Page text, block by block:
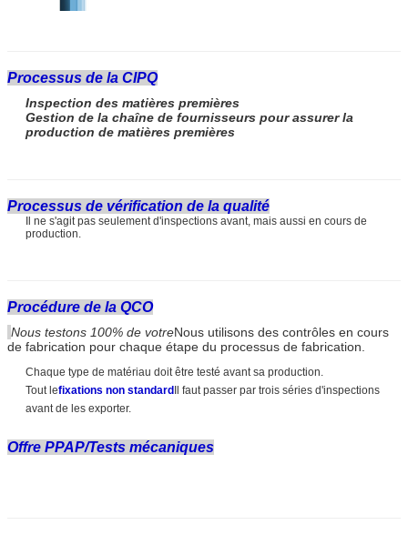
Processus de la CIPQ
Inspection des matières premières
Gestion de la chaîne de fournisseurs pour assurer la
production de matières premières
Processus de vérification de la qualité
Il ne s'agit pas seulement d'inspections avant, mais aussi en cours de
production.
Procédure de la QCO
Nous testons 100% de votreNous utilisons des contrôles en cours
de fabrication pour chaque étape du processus de fabrication.
Chaque type de matériau doit être testé avant sa production.
Tout lefixations non standardIl faut passer par trois séries d'inspections
avant de les exporter.
Offre PPAP/Tests mécaniques